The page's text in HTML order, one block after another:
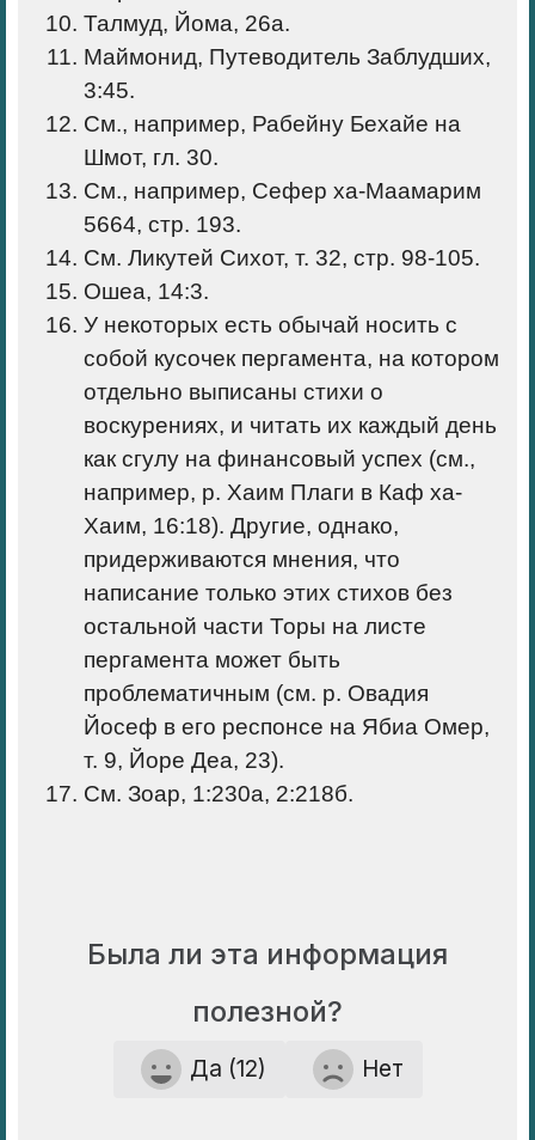
Талмуд, Йома, 26а.
Маймонид, Путеводитель Заблудших,
3:45.
См., например, Рабейну Бехайе на
Шмот, гл. 30.
См., например, Сефер ха-Маамарим
5664, стр. 193.
См. Ликутей Сихот, т. 32, стр. 98-105.
Ошеа, 14:3.
У некоторых есть обычай носить с
собой кусочек пергамента, на котором
отдельно выписаны стихи о
воскурениях, и читать их каждый день
как сгулу на финансовый успех (см.,
например, р. Хаим Плаги в Каф ха-
Хаим, 16:18). Другие, однако,
придерживаются мнения, что
написание только этих стихов без
остальной части Торы на листе
пергамента может быть
проблематичным (см. р. Овадия
Йосеф в его респонсе на Ябиа Омер,
т. 9, Йоре Деа, 23).
См. Зоар, 1:230а, 2:218б.
Была ли эта информация
полезной?
Да (12) Нет